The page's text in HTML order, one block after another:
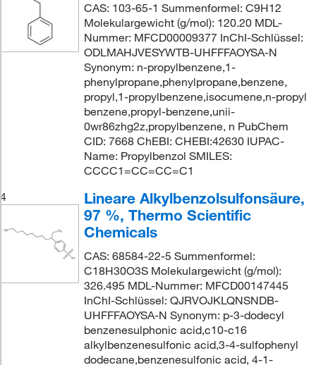
CAS: 103-65-1 Summenformel: C9H12
Molekulargewicht (g/mol): 120.20 MDL-
Nummer: MFCD00009377 InChI-Schlüssel:
ODLMAHJVESYWTB-UHFFFAOYSA-N
Synonym: n-propylbenzene,1-
phenylpropane,phenylpropane,benzene,
propyl,1-propylbenzene,isocumene,n-propyl
benzene,propyl-benzene,unii-
0wr86zhg2z,propylbenzene, n PubChem
CID: 7668 ChEBI: CHEBI:42630 IUPAC-
Name: Propylbenzol SMILES:
CCCC1=CC=CC=C1
4
Lineare Alkylbenzolsulfonsäure,
97 %, Thermo Scientific
Chemicals
CAS: 68584-22-5 Summenformel:
C18H30O3S Molekulargewicht (g/mol):
326.495 MDL-Nummer: MFCD00147445
InChI-Schlüssel: QJRVOJKLQNSNDB-
UHFFFAOYSA-N Synonym: p-3-dodecyl
benzenesulphonic acid,c10-c16
alkylbenzenesulfonic acid,3-4-sulfophenyl
dodecane,benzenesulfonic acid, 4-1-